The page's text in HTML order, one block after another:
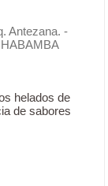
Antezana. -
helados de
de sabores